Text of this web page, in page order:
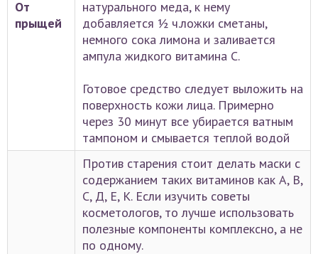
От
прыщей
натурального меда, к нему
добавляется ½ ч.ложки сметаны,
немного сока лимона и заливается
ампула жидкого витамина С.
Готовое средство следует выложить на
поверхность кожи лица. Примерно
через 30 минут все убирается ватным
тампоном и смывается теплой водой
Против старения стоит делать маски с
содержанием таких витаминов как А, В,
С, Д, Е, К. Если изучить советы
косметологов, то лучше использовать
полезные компоненты комплексно, а не
по одному.